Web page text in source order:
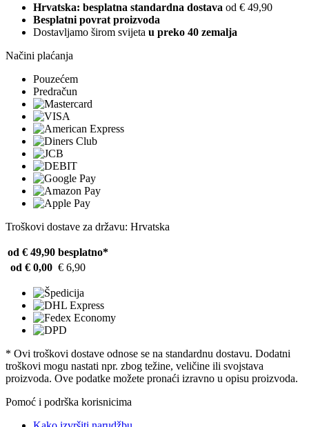
Hrvatska: besplatna standardna dostava od € 49,90
Besplatni povrat proizvoda
Dostavljamo širom svijeta u preko 40 zemalja
Načini plaćanja
Pouzećem
Predračun
Troškovi dostave za državu: Hrvatska
od € 49,90 besplatno*
od € 0,00 € 6,90
* Ovi troškovi dostave odnose se na standardnu ​​dostavu. Dodatni
troškovi mogu nastati npr. zbog težine, veličine ili svojstava
proizvoda. Ove podatke možete pronaći izravno u opisu proizvoda.
Pomoć i podrška korisnicima